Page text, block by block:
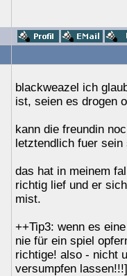
blackweazel ich
ist, seien es drogen
kann die freundin
letztendlich fuer
das hat in meinem
richtig lief und er
mist.
++Tip3: wenn es
nie für ein spiel
richtige! also - nicht
versumpfen